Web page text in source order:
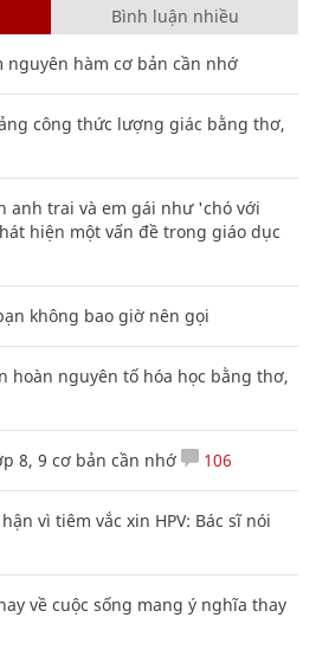
Bình luận nhiều
nguyên hàm cơ bản cần nhớ
công thức lượng giác bằng thơ,
anh trai và em gái như 'chó với
hiện một vấn đề trong giáo dục
không bao giờ nên gọi
hoàn nguyên tố hóa học bằng thơ,
8, 9 cơ bản cần nhớ 106
vì tiêm vắc xin HPV: Bác sĩ nói
về cuộc sống mang ý nghĩa thay